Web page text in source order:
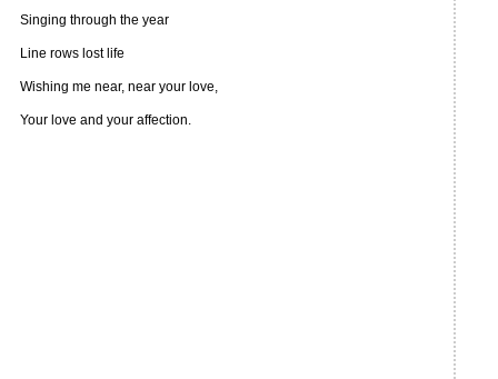
Singing through the year
Line rows lost life
Wishing me near, near your love,
Your love and your affection.